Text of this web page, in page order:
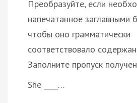
Преобразуйте, если
напечатанное заглавными
чтобы оно грамматически
соответствовало
Заполните пропуск
She ____…